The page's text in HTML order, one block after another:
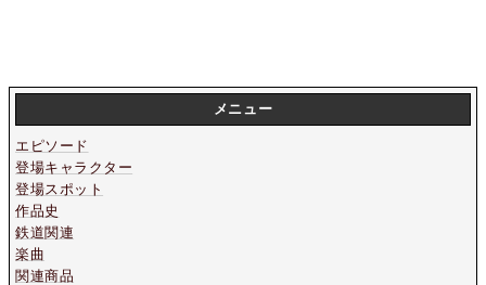
メニュー
エピソード
登場キャラクター
登場スポット
作品史
鉄道関連
楽曲
関連商品